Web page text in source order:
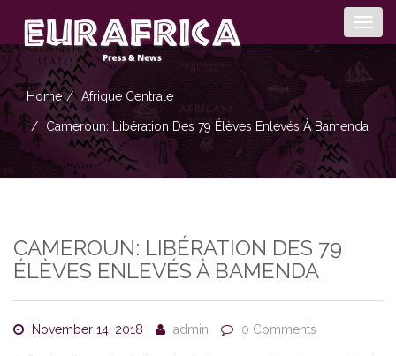
Home Afrique Centrale
Cameroun: Libération Des 79 Élèves Enlevés À Bamenda
CAMEROUN: LIBÉRATION DES 79
ÉLÈVES ENLEVÉS À BAMENDA
November 14, 2018 admin 0 Comments